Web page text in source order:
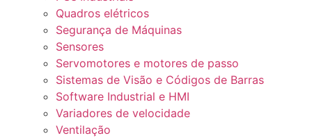
Quadros elétricos
Segurança de Máquinas
Sensores
Servomotores e motores de passo
Sistemas de Visão e Códigos de Barras
Software Industrial e HMI
Variadores de velocidade
Ventilação